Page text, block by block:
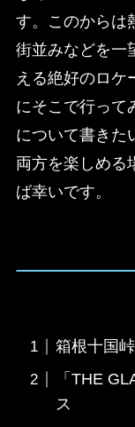
す。このからは
街並みなどを一
える絶好のロケ
にそこで行って
について書きた
両方を楽しめる
ば幸いです。
箱根十国
「THE
ス